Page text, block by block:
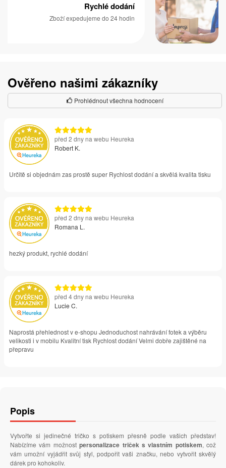
Rychlé dodání
Zboží expedujeme do 24 hodin
Ověřeno našimi zákazníky
Prohlédnout všechna hodnocení
před 2 dny na webu Heureka
Robert K.
Určitě si objednám zas prostě super Rychlost dodání a skvělá kvalita tisku
před 2 dny na webu Heureka
Romana L.
hezký produkt, rychlé dodání
před 4 dny na webu Heureka
Lucie C.
Naprostá přehlednost v e-shopu Jednoduchost nahrávání fotek a výběru
velikosti i v mobilu Kvalitní tisk Rychlost dodání Velmi dobře zajištěné na
přepravu
Popis
Vytvořte si jedinečné tričko s potiskem přesně podle vašich představ!
Nabízíme vám možnostpersonalizace triček s vlastním potiskem, což
vám umožní vyjádřit svůj styl, podpořit vaši značku, nebo vytvořit skvělý
dárek pro kohokoliv.